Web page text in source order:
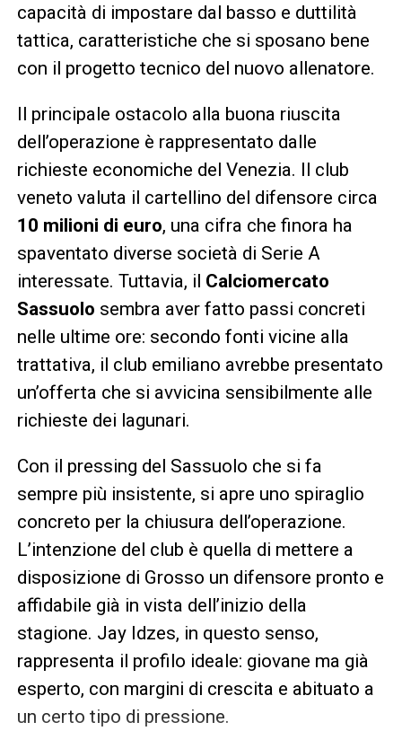
capacità di impostare dal basso e duttilità
tattica, caratteristiche che si sposano bene
con il progetto tecnico del nuovo allenatore.
Il principale ostacolo alla buona riuscita
dell’operazione è rappresentato dalle
richieste economiche del Venezia. Il club
veneto valuta il cartellino del difensore circa
10 milioni di euro, una cifra che finora ha
spaventato diverse società di Serie A
interessate. Tuttavia, il Calciomercato
Sassuolo sembra aver fatto passi concreti
nelle ultime ore: secondo fonti vicine alla
trattativa, il club emiliano avrebbe presentato
un’offerta che si avvicina sensibilmente alle
richieste dei lagunari.
Con il pressing del Sassuolo che si fa
sempre più insistente, si apre uno spiraglio
concreto per la chiusura dell’operazione.
L’intenzione del club è quella di mettere a
disposizione di Grosso un difensore pronto e
affidabile già in vista dell’inizio della
stagione. Jay Idzes, in questo senso,
rappresenta il profilo ideale: giovane ma già
esperto, con margini di crescita e abituato a
un certo tipo di pressione.